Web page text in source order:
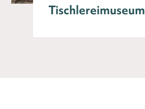
Tischlereimuseum